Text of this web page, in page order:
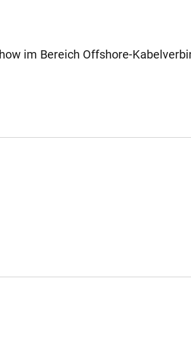
im Bereich Offshore-